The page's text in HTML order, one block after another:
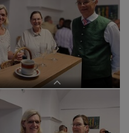
im BEGEGNUNGSzentrum